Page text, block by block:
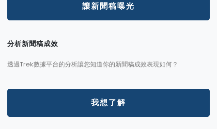
讓新聞稿曝光
分析新聞稿成效
透過Trek數據平台的分析讓您知道你的新聞稿成效表現如何？
我想了解